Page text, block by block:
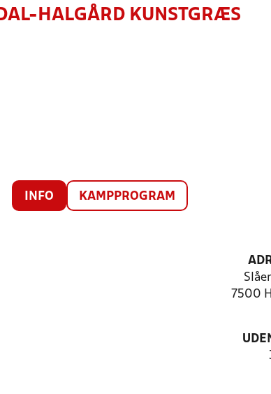
HALGÅRD KUNSTGRÆS
INFO KAMPPROGRAM
7500